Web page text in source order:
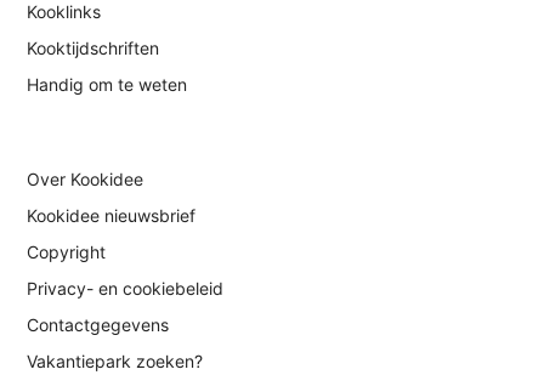
Kooklinks
Kooktijdschriften
Handig om te weten
Over Kookidee
Kookidee nieuwsbrief
Copyright
Privacy- en cookiebeleid
Contactgegevens
Vakantiepark zoeken?